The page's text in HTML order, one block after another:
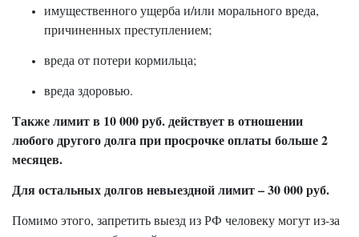
имущественного ущерба и/или морального вреда,
причиненных преступлением;
вреда от потери кормильца;
вреда здоровью.
Также лимит в 10 000 руб. действует в отношении
любого другого долга при просрочке оплаты больше 2
месяцев.
Для остальных долгов невыездной лимит – 30 000 руб.
Помимо этого, запретить выезд из РФ человеку могут из-за